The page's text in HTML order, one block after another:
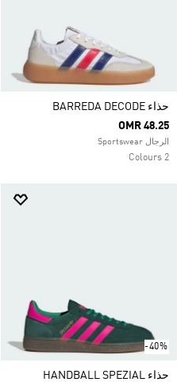
حذاء BARREDA DECODE
OMR 48.25
الرجال Sportswear
2 Colours
-40%
حذاء HANDBALL SPEZIAL